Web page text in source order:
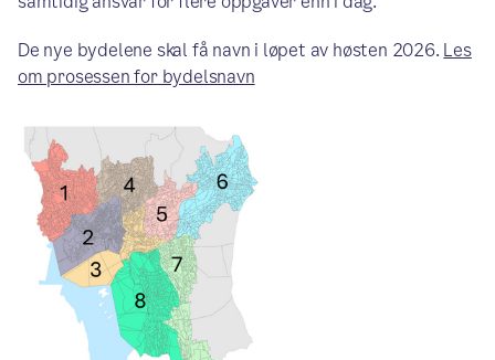
De nye bydelene skal få navn i løpet av høsten 2026. Les
om prosessen for bydelsnavn